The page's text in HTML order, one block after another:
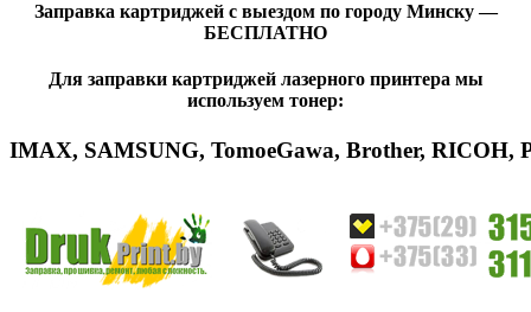
Заправка картриджей с выездом по городу Минску —
БЕСПЛАТНО
Для заправки картриджей лазерного принтера мы
используем тонер:
IMAX, SAMSUNG, TomoeGawa, Brother, RICOH,